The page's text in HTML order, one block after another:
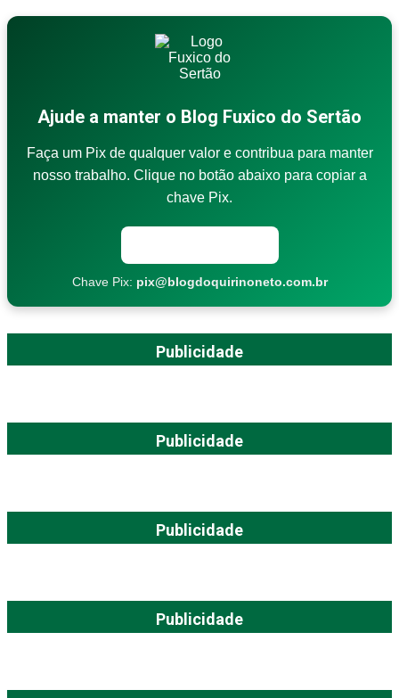
Ajude a manter o Blog Fuxico do Sertão
Faça um Pix de qualquer valor e contribua para manter
nosso trabalho. Clique no botão abaixo para copiar a
chave Pix.
Chave Pix: pix@blogdoquirinoneto.com.br
Publicidade
Publicidade
Publicidade
Publicidade